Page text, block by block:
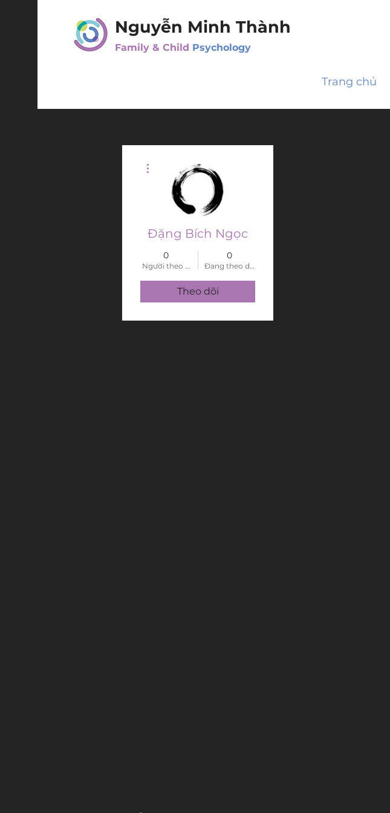
Nguyễn Minh Thành
Family & Child Psychology
Trang chủ
Đặng Bích Ngọc
0
Người theo dõi
0
Đang theo dõi
Theo dõi